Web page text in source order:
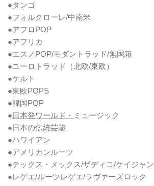
●タンゴ
●フォルクローレ/中南米
●アフロPOP
●アフリカ
●エスノPOP/モダントラッド/無国籍
●ユーロトラッド（北欧/東欧）
●ケルト
●東欧POPS
●韓国POP
●日本発ワールド・ ミュージック
●日本の伝統芸能
●ハワイアン
●アメリカンルーツ
●テックス・メックス/ザディコ/ケイジャン
●レゲエ/ルーツレゲエ/ラヴァーズロック